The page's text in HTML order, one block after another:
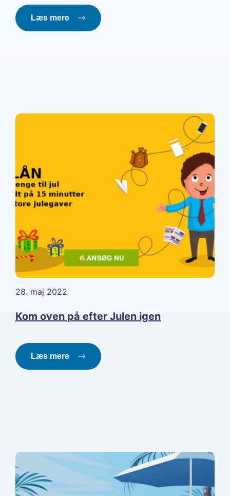
Læs mere
28. maj 2022
Kom oven på efter Julen igen
Læs mere